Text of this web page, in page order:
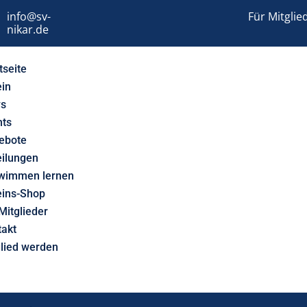
info@sv-
nikar.de
Für
lernen
Shop
werden